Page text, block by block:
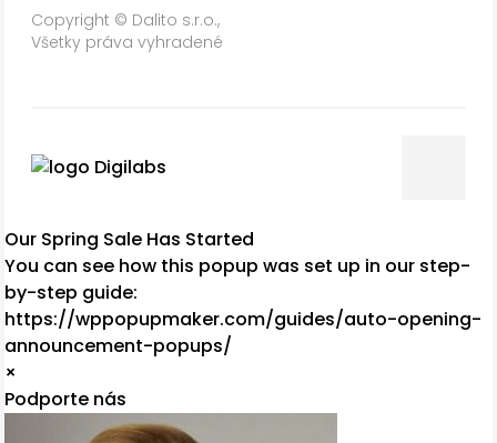
Copyright © Dalito s.r.o.,
Všetky práva vyhradené
Our Spring Sale Has Started
You can see how this popup was set up in our step-
by-step guide:
https://wppopupmaker.com/guides/auto-opening-
announcement-popups/
×
Podporte nás